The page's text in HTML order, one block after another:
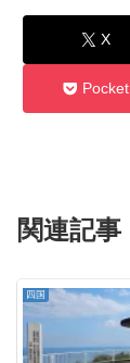
X
Pocket
関連記事
四国